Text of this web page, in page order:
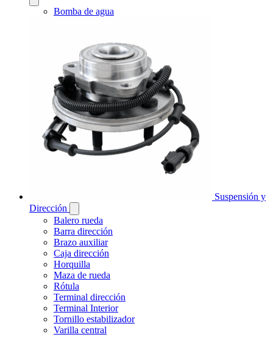
Bomba de agua
Suspensión y
Dirección
Balero rueda
Barra dirección
Brazo auxiliar
Caja dirección
Horquilla
Maza de rueda
Rótula
Terminal dirección
Terminal Interior
Tornillo estabilizador
Varilla central